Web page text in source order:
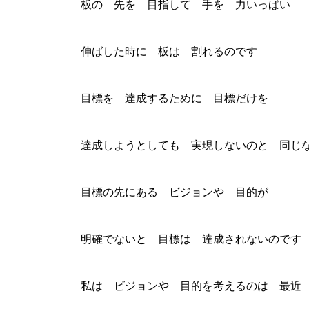
板の 先を 目指して 手を 力いっぱい
伸ばした時に 板は 割れるのです
目標を 達成するために 目標だけを
達成しようとしても 実現しないのと 同じ
目標の先にある ビジョンや 目的が
明確でないと 目標は 達成されないのです
私は ビジョンや 目的を考えるのは 最近